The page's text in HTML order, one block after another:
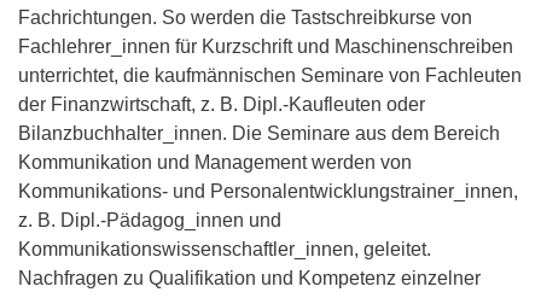
Fachrichtungen. So werden die Tastschreibkurse von
Fachlehrer_innen für Kurzschrift und Maschinenschreiben
unterrichtet, die kaufmännischen Seminare von Fachleuten
der Finanzwirtschaft, z. B. Dipl.-Kaufleuten oder
Bilanzbuchhalter_innen. Die Seminare aus dem Bereich
Kommunikation und Management werden von
Kommunikations- und Personalentwicklungstrainer_innen,
z. B. Dipl.-Pädagog_innen und
Kommunikationswissenschaftler_innen, geleitet.
Nachfragen zu Qualifikation und Kompetenz einzelner